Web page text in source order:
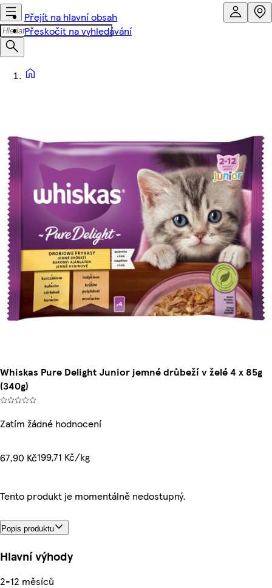
Přejít na hlavní obsah
Přeskočit na vyhledávání
Whiskas Pure Delight Junior jemné drůbeží v želé 4 x 85g
(340g)
Zatím žádné hodnocení
67,90 Kč199,71 Kč/kg
Tento produkt je momentálně nedostupný.
Popis produktu
Hlavní výhody
2-12 měsíců